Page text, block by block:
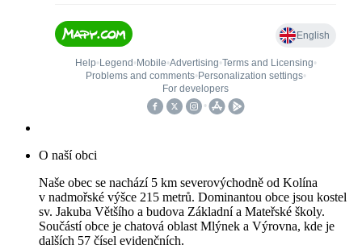
O naší obci
Naše obec se nachází 5 km severovýchodně od Kolína
v nadmořské výšce 215 metrů. Dominantou obce jsou kostel
sv. Jakuba Většího a budova Základní a Mateřské školy.
Součástí obce je chatová oblast Mlýnek a Výrovna, kde je
dalších 57 čísel evidenčních.